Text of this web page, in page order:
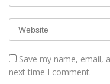
Save my name, email,
next time I comment.